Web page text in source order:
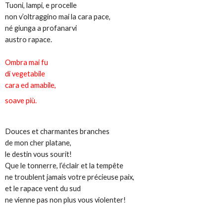
Tuoni, lampi, e procelle
non v’oltraggino mai la cara pace,
né giunga a profanarvi
austro rapace.
Ombra mai fu
di vegetabile
cara ed amabile,
soave più.
Douces et charmantes branches
de mon cher platane,
le destin vous sourit!
Que le tonnerre, l’éclair et la tempête
ne troublent jamais votre précieuse paix,
et le rapace vent du sud
ne vienne pas non plus vous violenter!